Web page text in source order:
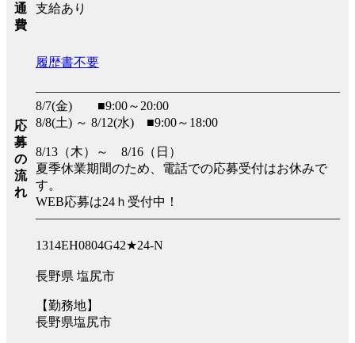
通
費
支給あり
応
募
の
流
れ
履歴書不要
――――――――――――――――――――――――
8/7(金) ■9:00～20:00
8/8(土) ～ 8/12(水) ■9:00～18:00
8/13（木）～ 8/16（日）
夏季休業期間のため、電話での応募受付はお休みで
す。
WEB応募は24ｈ受付中！
――――――――――――――――――――――――
1314EH0804G42★24-N
長野県 塩尻市
【勤務地】
長野県塩尻市